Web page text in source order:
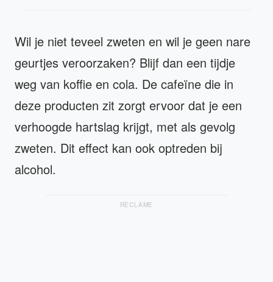
Wil je niet teveel zweten en wil je geen nare
geurtjes veroorzaken? Blijf dan een tijdje
weg van koffie en cola. De cafeïne die in
deze producten zit zorgt ervoor dat je een
verhoogde hartslag krijgt, met als gevolg
zweten. Dit effect kan ook optreden bij
alcohol.
RECLAME